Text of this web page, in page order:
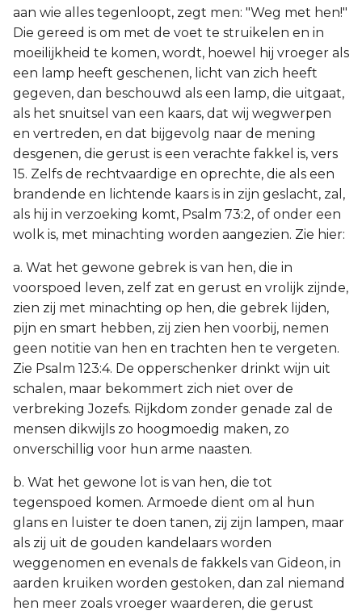
aan wie alles tegenloopt, zegt men: "Weg met hen!"
Die gereed is om met de voet te struikelen en in
moeilijkheid te komen, wordt, hoewel hij vroeger als
een lamp heeft geschenen, licht van zich heeft
gegeven, dan beschouwd als een lamp, die uitgaat,
als het snuitsel van een kaars, dat wij wegwerpen
en vertreden, en dat bijgevolg naar de mening
desgenen, die gerust is een verachte fakkel is, vers
15. Zelfs de rechtvaardige en oprechte, die als een
brandende en lichtende kaars is in zijn geslacht, zal,
als hij in verzoeking komt, Psalm 73:2, of onder een
wolk is, met minachting worden aangezien. Zie hier:
a. Wat het gewone gebrek is van hen, die in
voorspoed leven, zelf zat en gerust en vrolijk zijnde,
zien zij met minachting op hen, die gebrek lijden,
pijn en smart hebben, zij zien hen voorbij, nemen
geen notitie van hen en trachten hen te vergeten.
Zie Psalm 123:4. De opperschenker drinkt wijn uit
schalen, maar bekommert zich niet over de
verbreking Jozefs. Rijkdom zonder genade zal de
mensen dikwijls zo hoogmoedig maken, zo
onverschillig voor hun arme naasten.
b. Wat het gewone lot is van hen, die tot
tegenspoed komen. Armoede dient om al hun
glans en luister te doen tanen, zij zijn lampen, maar
als zij uit de gouden kandelaars worden
weggenomen en evenals de fakkels van Gideon, in
aarden kruiken worden gestoken, dan zal niemand
hen meer zoals vroeger waarderen, die gerust